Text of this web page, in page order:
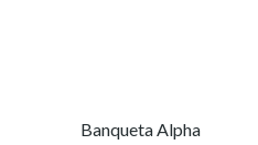
Banqueta Alpha